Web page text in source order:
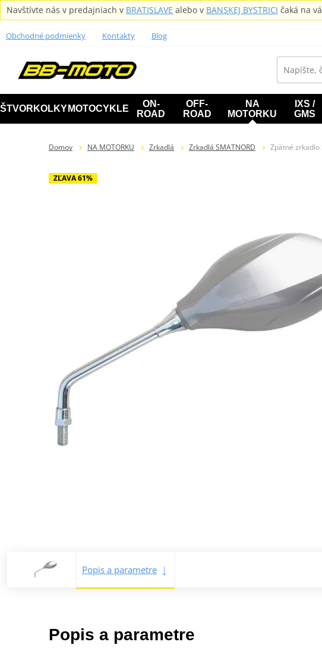
Navštívte nás v predajniach v BRATISLAVE alebo v BANSKEJ BYSTRICI čaká na
Obchodné podmienky Kontakty Blog
ŠTVORKOLKY MOTOCYKLE
ON-
ROAD
OFF-
ROAD
NA
MOTORKU
IXS /
GMS
Domov NA MOTORKU Zrkadlá Zrkadlá SMATNORD Zpätné zrkadlo
ZĽAVA 61%
Popis a parametre
Popis a parametre